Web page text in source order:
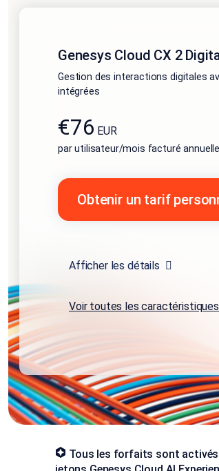
Genesys Cloud CX 2
Gestion des interactions digitales
intégrées
€76 EUR
par utilisateur/mois facturé
Obtenir un tarif
Afficher les détails
Voir toutes les
Tous les forfaits sont activés